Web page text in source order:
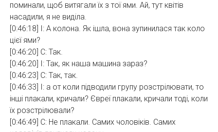
поминали, щоб витягали їх з тої ями. Ай, тут квітів
насадили, я не виділа.
[0:46:18] І: А колона. Як ішла, вона зупинилася так коло
цієї ями?
[0:46:20] С: Так.
[0:46:20] І: Так, як наша машина зараз?
[0:46:23] С: Так, так.
[0:46:33] І: а от коли підводили групу розстрілювати, то
інші плакали, кричали? Євреї плакали, кричали тоді, коли
їх розстрілювали?
[0:46:49] С: Не плакали. Самих чоловіків. Самих